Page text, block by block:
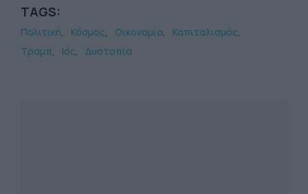
TAGS:
Πολιτική Κόσμος Οικονομία
Καπιταλισμός
Τραμπ
Ιός Δυστοπία